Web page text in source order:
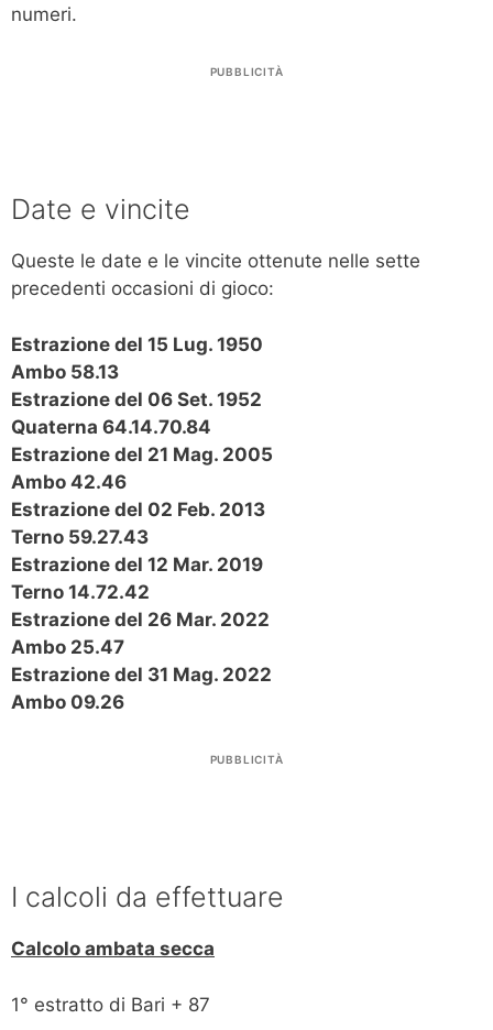
numeri.
PUBBLICITÀ
Date e vincite
Queste le date e le vincite ottenute nelle sette
precedenti occasioni di gioco:
Estrazione del 15 Lug. 1950
Ambo 58.13
Estrazione del 06 Set. 1952
Quaterna 64.14.70.84
Estrazione del 21 Mag. 2005
Ambo 42.46
Estrazione del 02 Feb. 2013
Terno 59.27.43
Estrazione del 12 Mar. 2019
Terno 14.72.42
Estrazione del 26 Mar. 2022
Ambo 25.47
Estrazione del 31 Mag. 2022
Ambo 09.26
PUBBLICITÀ
I calcoli da effettuare
Calcolo ambata secca
1° estratto di Bari + 87